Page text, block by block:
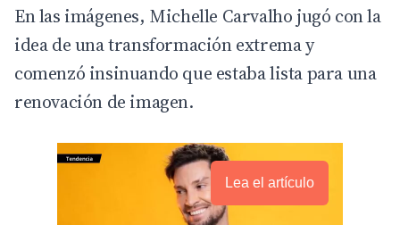
En las imágenes, Michelle Carvalho jugó con la
idea de una transformación extrema y
comenzó insinuando que estaba lista para una
renovación de imagen.
Lea el artículo